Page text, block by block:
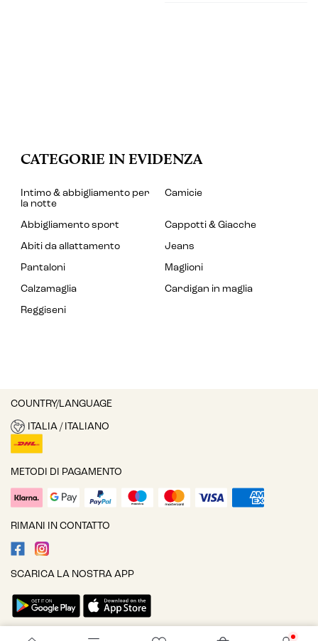
CATEGORIE IN EVIDENZA
Intimo & abbigliamento per
la notte
Camicie
Abbigliamento sport
Cappotti & Giacche
Abiti da allattamento
Jeans
Pantaloni
Maglioni
Calzamaglia
Cardigan in maglia
Reggiseni
COUNTRY/LANGUAGE
ITALIA / ITALIANO
METODI DI PAGAMENTO
RIMANI IN CONTATTO
SCARICA LA NOSTRA APP